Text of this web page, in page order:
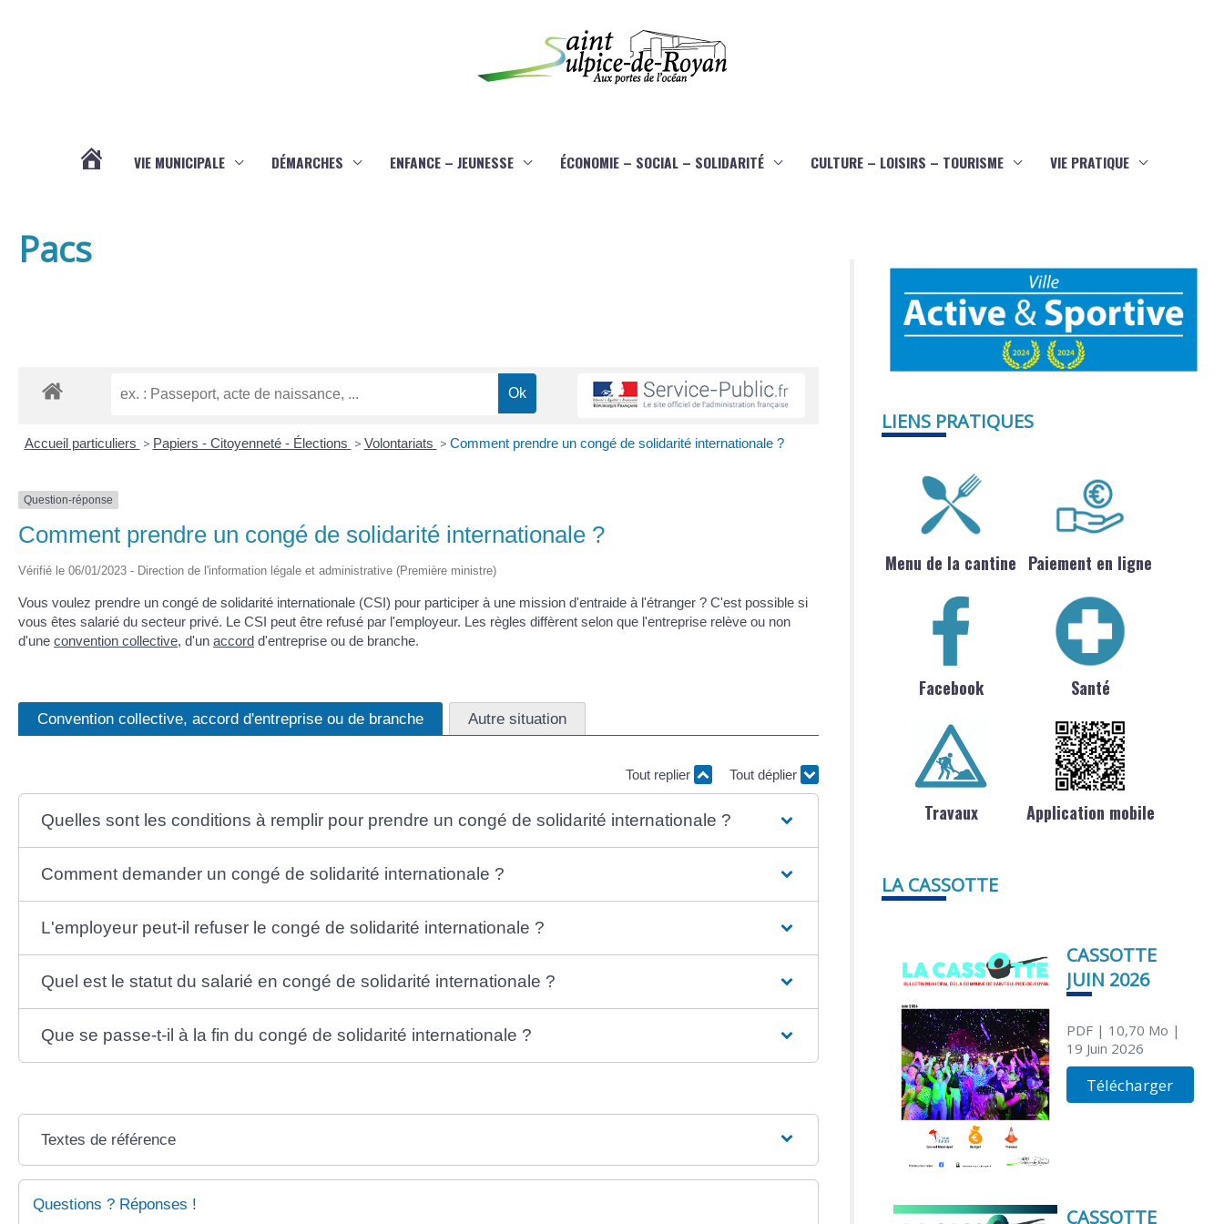
VIE MUNICIPALE DÉMARCHES ENFANCE – JEUNESSE ÉCONOMIE – SOCIAL – SOLIDARITÉ CULTURE – LOISIRS – TOURISME VIE PRATIQUE
Pacs
Accueil particuliers > Papiers - Citoyenneté - Élections > Volontariats > Comment prendre un congé de solidarité internationale ?
Question-réponse
Comment prendre un congé de solidarité internationale ?
Vérifié le 06/01/2023 - Direction de l'information légale et administrative (Première ministre)
Vous voulez prendre un congé de solidarité internationale (CSI) pour participer à une mission d'entraide à l'étranger ? C'est possible si
vous êtes salarié du secteur privé. Le CSI peut être refusé par l'employeur. Les règles diffèrent selon que l'entreprise relève ou non
d'une convention collective, d'un accord d'entreprise ou de branche.
Convention collective, accord d'entreprise ou de branche Autre situation
Tout replier Tout déplier
Quelles sont les conditions à remplir pour prendre un congé de solidarité internationale ?
Comment demander un congé de solidarité internationale ?
L'employeur peut-il refuser le congé de solidarité internationale ?
Quel est le statut du salarié en congé de solidarité internationale ?
Que se passe-t-il à la fin du congé de solidarité internationale ?
Textes de référence
Questions ? Réponses !
LIENS PRATIQUES
Menu de la cantine Paiement en ligne
Facebook Santé
Travaux Application mobile
LA CASSOTTE
CASSOTTE
JUIN 2026
PDF| 10,70 Mo |
19 Juin 2026
Télécharger
CASSOTTE